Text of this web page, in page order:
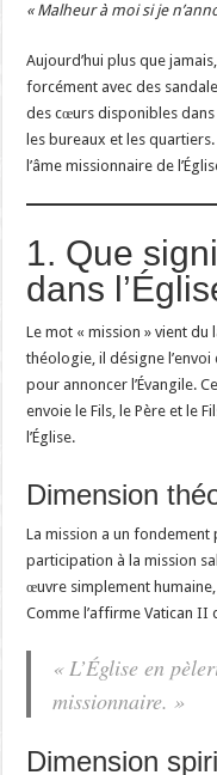
« Malheur à moi si je
Aujourd’hui plus que
forcément avec des
des cœurs disponibles
les bureaux et les
l’âme missionnaire de
1. Que
dans
Le mot « mission » vient du
théologie, il désigne
pour annoncer l’Évangile.
envoie le Fils, le Père et le
l’Église.
Dimension
La mission a un
participation à la mission
œuvre simplement
Comme l’affirme Vatican II
« L’Église en
missionnaire. »
Dimension